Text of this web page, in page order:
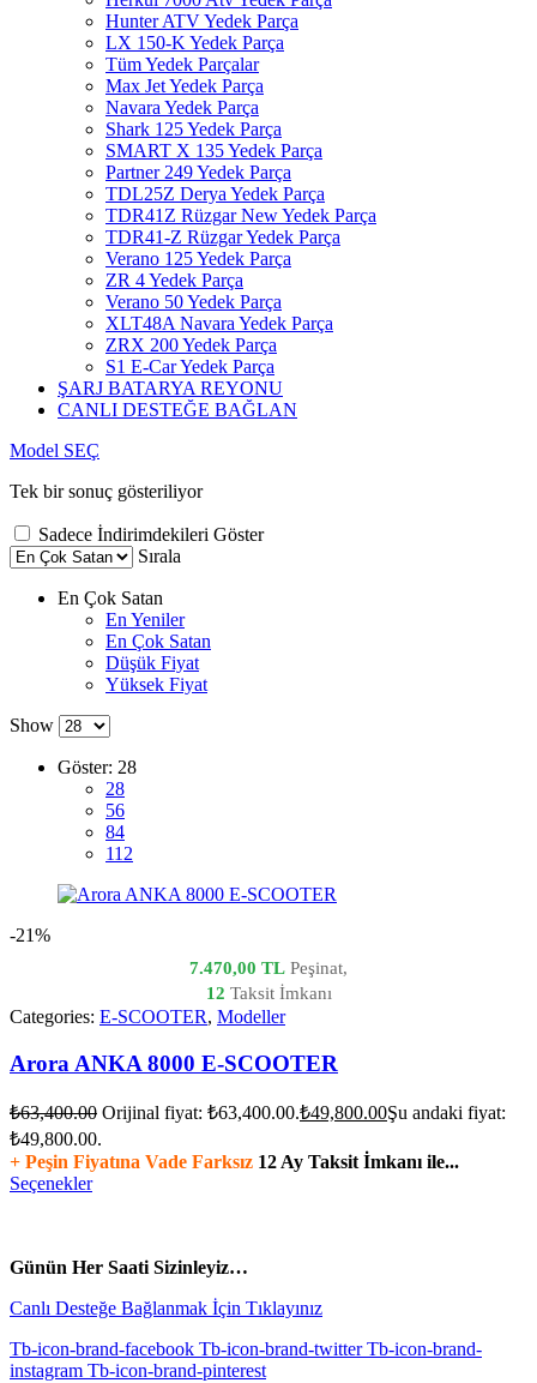
Hunter ATV Yedek Parça
LX 150-K Yedek Parça
Tüm Yedek Parçalar
Max Jet Yedek Parça
Navara Yedek Parça
Shark 125 Yedek Parça
SMART X 135 Yedek Parça
Partner 249 Yedek Parça
TDL25Z Derya Yedek Parça
TDR41Z Rüzgar New Yedek Parça
TDR41-Z Rüzgar Yedek Parça
Verano 125 Yedek Parça
ZR 4 Yedek Parça
Verano 50 Yedek Parça
XLT48A Navara Yedek Parça
ZRX 200 Yedek Parça
S1 E-Car Yedek Parça
ŞARJ BATARYA REYONU
CANLI DESTEĞE BAĞLAN
Model SEÇ
Tek bir sonuç gösteriliyor
Sadece İndirimdekileri Göster
Sırala
En Çok Satan
En Yeniler
En Çok Satan
Düşük Fiyat
Yüksek Fiyat
Show
Göster: 28
28
56
84
112
-21%
7.470,00 TL Peşinat,
12 Taksit İmkanı
Categories: E-SCOOTER, Modeller
Arora ANKA 8000 E-SCOOTER
₺63,400.00 Orijinal fiyat: ₺63,400.00.₺49,800.00Şu andaki fiyat:
₺49,800.00.
+ Peşin Fiyatına Vade Farksız 12 Ay Taksit İmkanı ile...
Seçenekler
Günün Her Saati Sizinleyiz…
Canlı Desteğe Bağlanmak İçin Tıklayınız
Tb-icon-brand-facebook Tb-icon-brand-twitter Tb-icon-brand-
instagram Tb-icon-brand-pinterest